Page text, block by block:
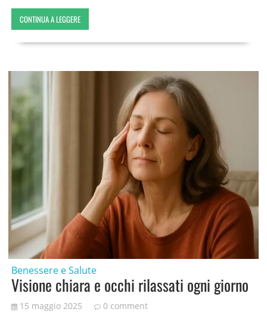
CONTINUA A LEGGERE
Benessere e Salute
Visione chiara e occhi rilassati ogni giorno
15 maggio 2025 0 comment